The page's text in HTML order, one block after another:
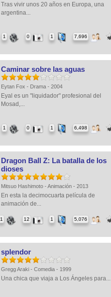
Tras vivir unos 20 años en Europa, una
argentina...
1 0 1 7,696
Caminar sobre las aguas
Eytan Fox - Drama - 2004
Eyal es un "liquidador" profesional del
Mosad,...
1 0 1 6,498
Dragon Ball Z: La batalla de los
dioses
Mitsuo Hashimoto - Animación - 2013
En esta la decimocuarta película de
animación de...
1 12 1 5,076
splendor
Gregg Araki - Comedia - 1999
Una chica que viaja a Los Ángeles para...